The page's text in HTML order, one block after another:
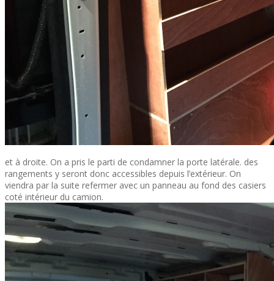
et à droite. On a pris le parti de condamner la porte latérale. des
rangements y seront donc accessibles depuis l’extérieur. On
viendra par la suite refermer avec un panneau au fond des casiers
coté intérieur du camion.